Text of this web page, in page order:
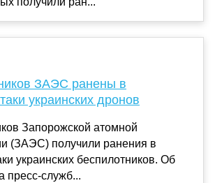
ЗАЭС ранены в
украинских дронов
Запорожской атомной
(ЗАЭС) получили ранения в
украинских беспилотников. Об
пресс-служб...